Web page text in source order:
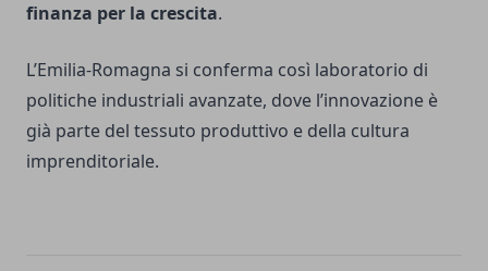
finanza per la crescita.
L’Emilia-Romagna si conferma così laboratorio di
politiche industriali avanzate, dove l’innovazione è
già parte del tessuto produttivo e della cultura
imprenditoriale.